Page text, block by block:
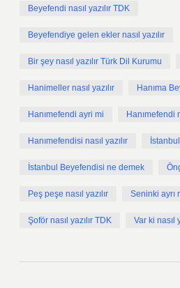
Beyefendi nasıl yazılır TDK
Beyefendiye gelen ekler nasıl yazılır
Bir şey nasıl yazılır Türk Dil Kurumu
Hanimeller nasıl yazılır Hanıma
Hanımefendi ayri mi Hanımefendi
Hanımefendisi nasıl yazılır
İstanbul Beyefendisi ne demek
Peş peşe nasıl yazılır Seninki ayrı
Şoför nasıl yazılır TDK Var ki nasıl